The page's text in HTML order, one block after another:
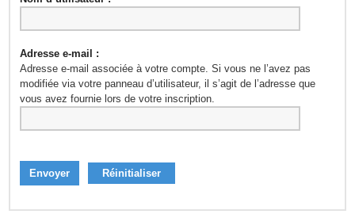
Adresse e-mail :
Adresse e-mail associée à votre compte. Si vous ne l’avez pas
modifiée via votre panneau d’utilisateur, il s’agit de l’adresse que
vous avez fournie lors de votre inscription.